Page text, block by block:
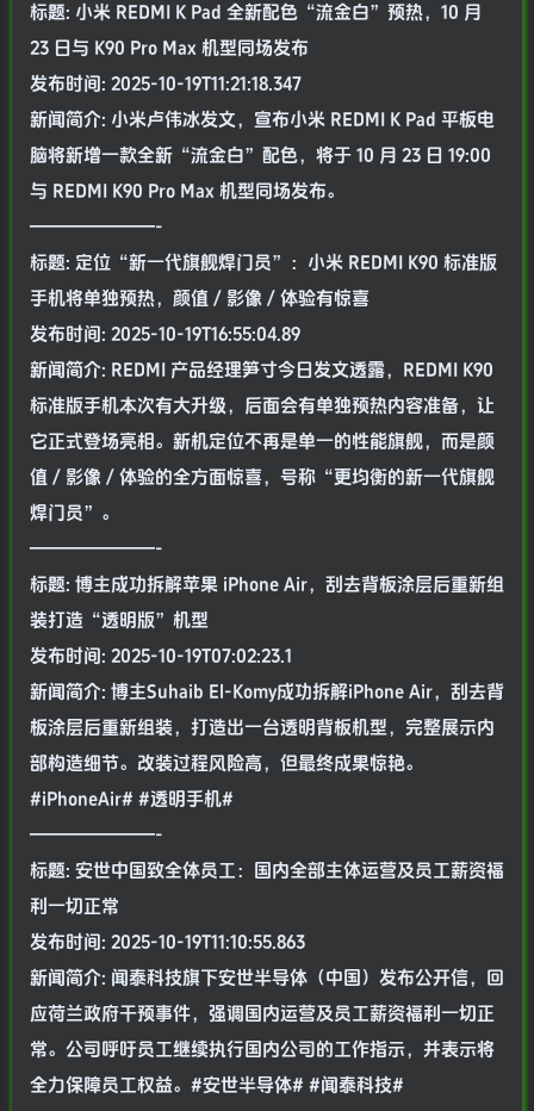
标题: 小米 REDMI K Pad 全新配色“流金白”预热，10 月
23 日与 K90 Pro Max 机型同场发布
发布时间: 2025-10-19T11:21:18.347
新闻简介: 小米卢伟冰发文，宣布小米 REDMI K Pad 平板电
脑将新增一款全新“流金白”配色，将于 10 月 23 日 19:00
与 REDMI K90 Pro Max 机型同场发布。
———————-
标题: 定位“新一代旗舰焊门员”：小米 REDMI K90 标准版
手机将单独预热，颜值 / 影像 / 体验有惊喜
发布时间: 2025-10-19T16:55:04.89
新闻简介: REDMI 产品经理笋寸今日发文透露，REDMI K90
标准版手机本次有大升级，后面会有单独预热内容准备，让
它正式登场亮相。新机定位不再是单一的性能旗舰，而是颜
值 / 影像 / 体验的全方面惊喜，号称“更均衡的新一代旗舰
焊门员”。
———————-
标题: 博主成功拆解苹果 iPhone Air，刮去背板涂层后重新组
装打造“透明版”机型
发布时间: 2025-10-19T07:02:23.1
新闻简介: 博主Suhaib El-Komy成功拆解iPhone Air，刮去背
板涂层后重新组装，打造出一台透明背板机型，完整展示内
部构造细节。改装过程风险高，但最终成果惊艳。
#iPhoneAir# #透明手机#
———————-
标题: 安世中国致全体员工：国内全部主体运营及员工薪资福
利一切正常
发布时间: 2025-10-19T11:10:55.863
新闻简介: 闻泰科技旗下安世半导体（中国）发布公开信，回
应荷兰政府干预事件，强调国内运营及员工薪资福利一切正
常。公司呼吁员工继续执行国内公司的工作指示，并表示将
全力保障员工权益。#安世半导体# #闻泰科技#